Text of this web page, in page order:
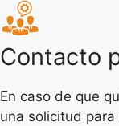
Contacto
En caso de que
una solicitud